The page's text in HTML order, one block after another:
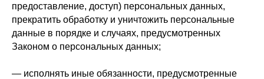
предоставление, доступ) персональных данных,
прекратить обработку и уничтожить персональные
данные в порядке и случаях, предусмотренных
Законом о персональных данных;
— исполнять иные обязанности, предусмотренные